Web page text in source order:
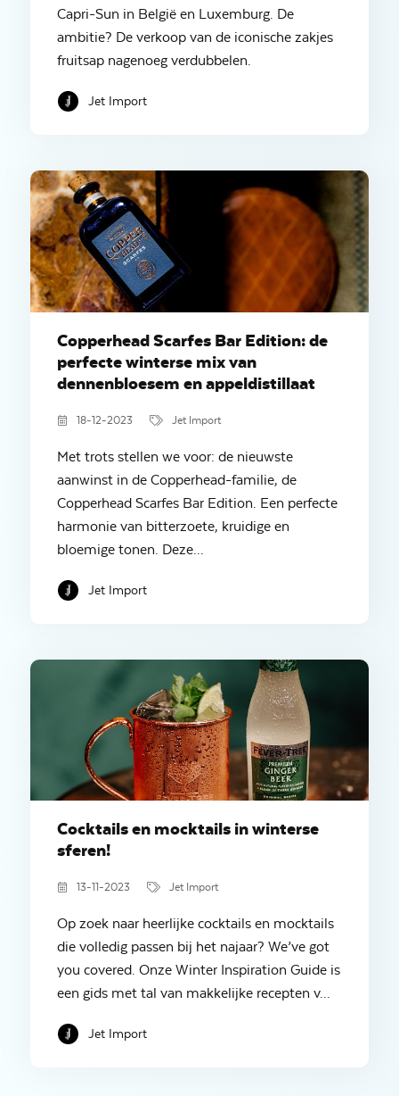
Capri-Sun in België en Luxemburg. De
ambitie? De verkoop van de iconische zakjes
fruitsap nagenoeg verdubbelen.
Jet Import
Copperhead Scarfes Bar Edition: de
perfecte winterse mix van
dennenbloesem en appeldistillaat
18-12-2023 Jet Import
Met trots stellen we voor: de nieuwste
aanwinst in de Copperhead-familie, de
Copperhead Scarfes Bar Edition. Een perfecte
harmonie van bitterzoete, kruidige en
bloemige tonen. Deze...
Jet Import
Cocktails en mocktails in winterse
sferen!
13-11-2023 Jet Import
Op zoek naar heerlijke cocktails en mocktails
die volledig passen bij het najaar? We’ve got
you covered. Onze Winter Inspiration Guide is
een gids met tal van makkelijke recepten v...
Jet Import